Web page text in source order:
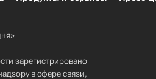
зарегистрировано
в сфере связи,